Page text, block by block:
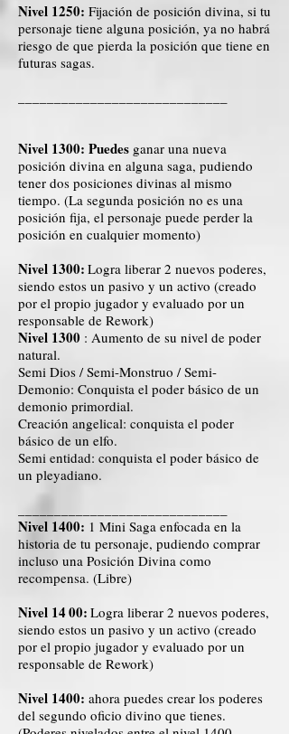
Nivel 1250: Fijación de posición divina, si tu
personaje tiene alguna posición, ya no habrá
riesgo de que pierda la posición que tiene en
futuras sagas.
Nivel 1300: Puedes ganar una nueva
posición divina en alguna saga, pudiendo
tener dos posiciones divinas al mismo
tiempo. (La segunda posición no es una
posición fija, el personaje puede perder la
posición en cualquier momento)
Nivel 1300: Logra liberar 2 nuevos poderes,
siendo estos un pasivo y un activo (creado
por el propio jugador y evaluado por un
responsable de Rework)
Nivel 1300 : Aumento de su nivel de poder
natural.
Semi Dios / Semi-Monstruo / Semi-
Demonio: Conquista el poder básico de un
demonio primordial.
Creación angelical: conquista el poder
básico de un elfo.
Semi entidad: conquista el poder básico de
un pleyadiano.
Nivel 1400: 1 Mini Saga enfocada en la
historia de tu personaje, pudiendo comprar
incluso una Posición Divina como
recompensa. (Libre)
Nivel 1400: Logra liberar 2 nuevos poderes,
siendo estos un pasivo y un activo (creado
por el propio jugador y evaluado por un
responsable de Rework)
Nivel 1400: ahora puedes crear los poderes
del segundo oficio divino que tienes.